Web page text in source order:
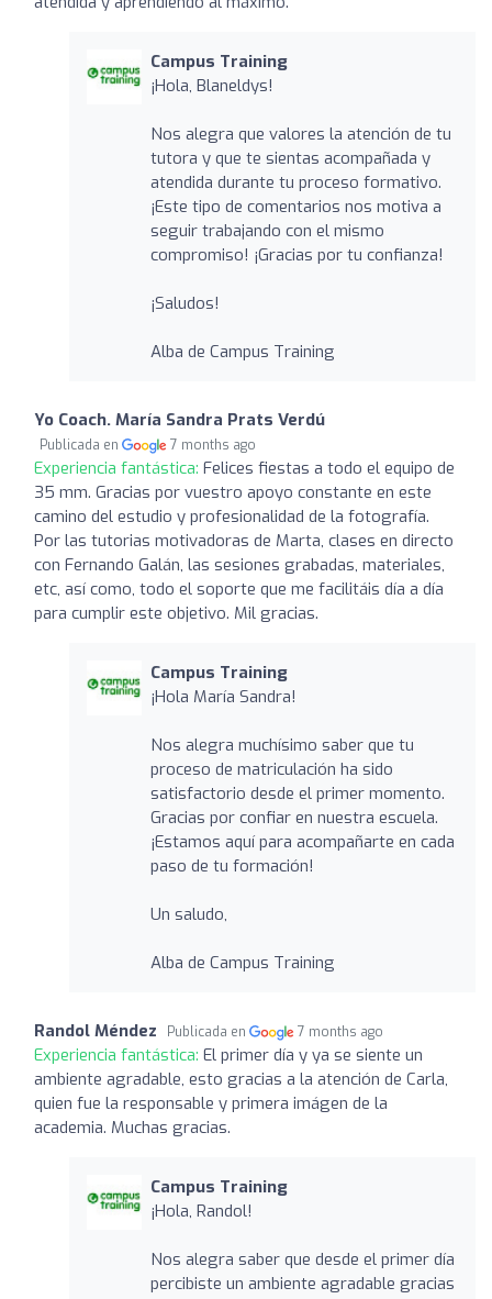
Campus Training
¡Hola, Blaneldys!
Nos alegra que valores la atención de tu
tutora y que te sientas acompañada y
atendida durante tu proceso formativo.
¡Este tipo de comentarios nos motiva a
seguir trabajando con el mismo
compromiso! ¡Gracias por tu confianza!
¡Saludos!
Alba de Campus Training
Yo Coach. María Sandra Prats Verdú
Publicada en 7 months ago
Experiencia fantástica: Felices fiestas a todo el equipo de
35 mm. Gracias por vuestro apoyo constante en este
camino del estudio y profesionalidad de la fotografía.
Por las tutorias motivadoras de Marta, clases en directo
con Fernando Galán, las sesiones grabadas, materiales,
etc, así como, todo el soporte que me facilitáis día a día
para cumplir este objetivo. Mil gracias.
Campus Training
¡Hola María Sandra!
Nos alegra muchísimo saber que tu
proceso de matriculación ha sido
satisfactorio desde el primer momento.
Gracias por confiar en nuestra escuela.
¡Estamos aquí para acompañarte en cada
paso de tu formación!
Un saludo,
Alba de Campus Training
Randol Méndez Publicada en 7 months ago
Experiencia fantástica: El primer día y ya se siente un
ambiente agradable, esto gracias a la atención de Carla,
quien fue la responsable y primera imágen de la
academia. Muchas gracias.
Campus Training
¡Hola, Randol!
Nos alegra saber que desde el primer día
percibiste un ambiente agradable gracias